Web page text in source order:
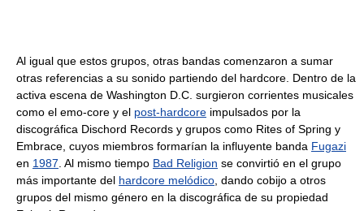
Al igual que estos grupos, otras bandas comenzaron a sumar
otras referencias a su sonido partiendo del hardcore. Dentro de la
activa escena de Washington D.C. surgieron corrientes musicales
como el emo-core y el post-hardcore impulsados por la
discográfica Dischord Records y grupos como Rites of Spring y
Embrace, cuyos miembros formarían la influyente banda Fugazi
en 1987 . Al mismo tiempo Bad Religion se convirtió en el grupo
más importante del hardcore melódico , dando cobijo a otros
grupos del mismo género en la discográfica de su propiedad